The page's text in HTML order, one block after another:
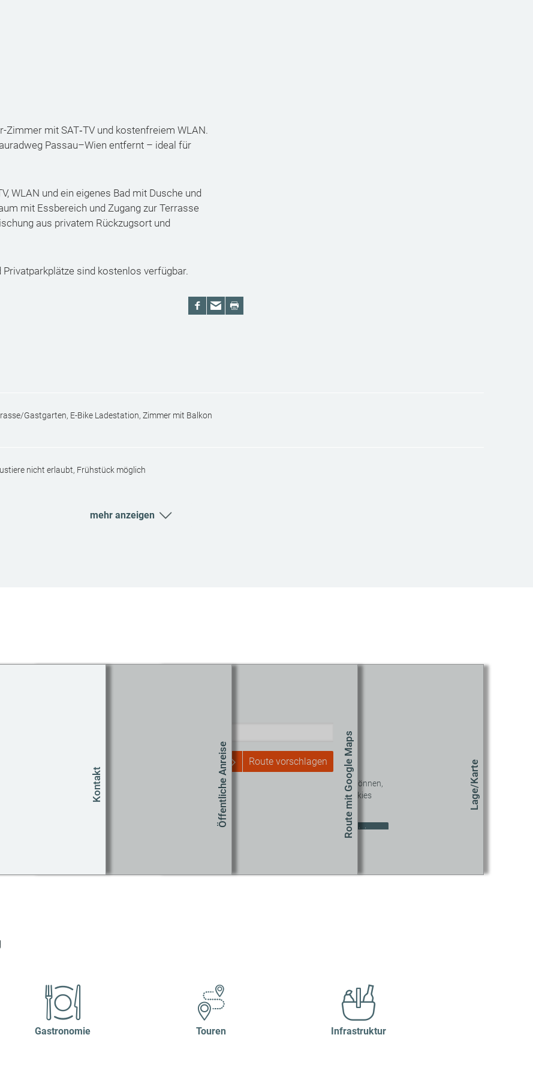
mit SAT‑TV und kostenfreiem WLAN.
Passau–Wien entfernt – ideal für
WLAN und ein eigenes Bad mit Dusche und
mit Essbereich und Zugang zur Terrasse
aus privatem Rückzugsort und
sind kostenlos verfügbar.
Gastgarten, E-Bike Ladestation, Zimmer mit Balkon
nicht erlaubt, Frühstück möglich
mehr anzeigen
Kontakt Öffentliche Anreise Route mit Google Maps
Route vorschlagen Lage/Karte
Um diesen Inhalt sehen zu können,
müssen Sie unseren Cookies
Cookie-Einstellungen aktualisieren
Gastronomie Touren Infrastruktur